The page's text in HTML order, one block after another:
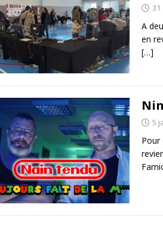
31
A
en
[…]
5
Pour